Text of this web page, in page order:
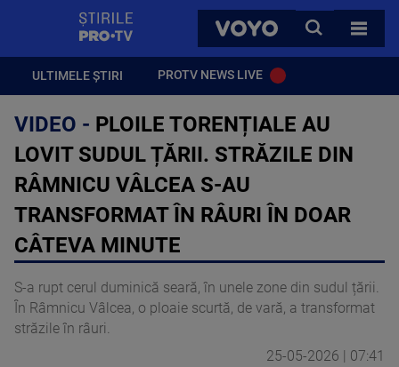
VOYO
CAUTA
TOATE
ULTIMELE ȘTIRI PROTV NEWS LIVE
VIDEO - PLOILE TORENȚIALE AU
LOVIT SUDUL ȚĂRII. STRĂZILE DIN
RÂMNICU VÂLCEA S-AU
TRANSFORMAT ÎN RÂURI ÎN DOAR
CÂTEVA MINUTE
S-a rupt cerul duminică seară, în unele zone din sudul țării.
În Râmnicu Vâlcea, o ploaie scurtă, de vară, a transformat
străzile în râuri.
25-05-2026 | 07:41